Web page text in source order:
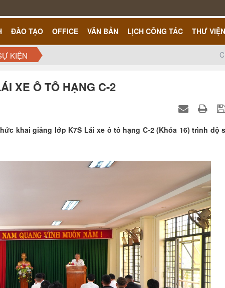
ĐÀO TẠO OFFICE VĂN BẢN LỊCH CÔNG TÁC THƯ VIỆN
KIỆN
XE Ô TÔ HẠNG C-2
khai giảng lớp K7S Lái xe ô tô hạng C-2 (Khóa 16) trình độ